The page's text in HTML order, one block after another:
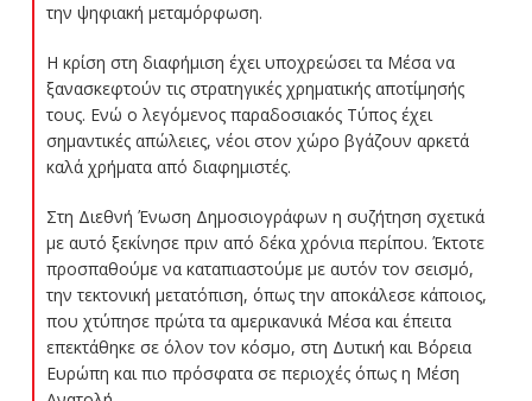
την ψηφιακή μεταμόρφωση.
Η κρίση στη διαφήμιση έχει υποχρεώσει τα Μέσα να
ξανασκεφτούν τις στρατηγικές χρηματικής αποτίμησής
τους. Ενώ ο λεγόμενος παραδοσιακός Τύπος έχει
σημαντικές απώλειες, νέοι στον χώρο βγάζουν αρκετά
καλά χρήματα από διαφημιστές.
Στη Διεθνή Ένωση Δημοσιογράφων η συζήτηση σχετικά
με αυτό ξεκίνησε πριν από δέκα χρόνια περίπου. Έκτοτε
προσπαθούμε να καταπιαστούμε με αυτόν τον σεισμό,
την τεκτονική μετατόπιση, όπως την αποκάλεσε κάποιος,
που χτύπησε πρώτα τα αμερικανικά Μέσα και έπειτα
επεκτάθηκε σε όλον τον κόσμο, στη Δυτική και Βόρεια
Ευρώπη και πιο πρόσφατα σε περιοχές όπως η Μέση